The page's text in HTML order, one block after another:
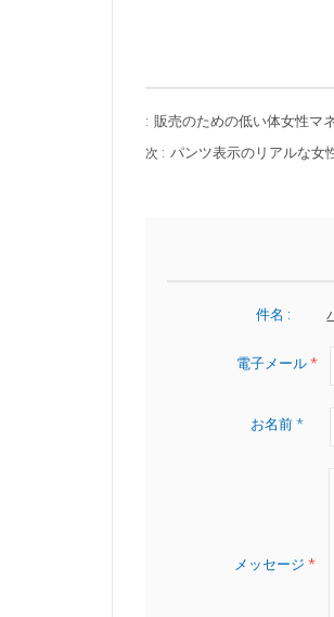
: 販売のための低い体女性マ
次 : パンツ表示のリアルな女
件名 :
電子メール*
お名前 *
メッセージ *